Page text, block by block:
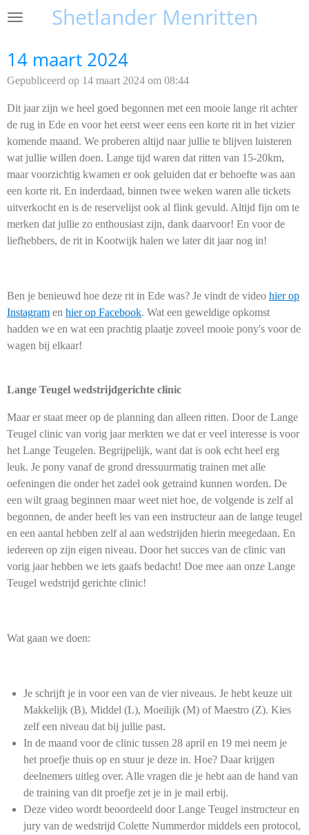
Ga
de
hoofdinhoud
Shetlander Menritten
14 maart 2024
Gepubliceerd op 14 maart 2024 om 08:44
Dit jaar zijn we heel goed begonnen met een mooie lange rit achter
de rug in Ede en voor het eerst weer eens een korte rit in het vizier
komende maand. We proberen altijd naar jullie te blijven luisteren
wat jullie willen doen. Lange tijd waren dat ritten van 15-20km,
maar voorzichtig kwamen er ook geluiden dat er behoefte was aan
een korte rit. En inderdaad, binnen twee weken waren alle tickets
uitverkocht en is de reservelijst ook al flink gevuld. Altijd fijn om te
merken dat jullie zo enthousiast zijn, dank daarvoor! En voor de
liefhebbers, de rit in Kootwijk halen we later dit jaar nog in!
Ben je benieuwd hoe deze rit in Ede was? Je vindt de video hier op
Instagram en hier op Facebook. Wat een geweldige opkomst
hadden we en wat een prachtig plaatje zoveel mooie pony's voor de
wagen bij elkaar!
Lange Teugel wedstrijdgerichte clinic
Maar er staat meer op de planning dan alleen ritten. Door de Lange
Teugel clinic van vorig jaar merkten we dat er veel interesse is voor
het Lange Teugelen. Begrijpelijk, want dat is ook echt heel erg
leuk. Je pony vanaf de grond dressuurmatig trainen met alle
oefeningen die onder het zadel ook getraind kunnen worden. De
een wilt graag beginnen maar weet niet hoe, de volgende is zelf al
begonnen, de ander heeft les van een instructeur aan de lange teugel
en een aantal hebben zelf al aan wedstrijden hierin meegedaan. En
iedereen op zijn eigen niveau. Door het succes van de clinic van
vorig jaar hebben we iets gaafs bedacht! Doe mee aan onze Lange
Teugel wedstrijd gerichte clinic!
Wat gaan we doen:
Je schrijft je in voor een van de vier niveaus. Je hebt keuze uit
Makkelijk (B), Middel (L), Moeilijk (M) of Maestro (Z). Kies
zelf een niveau dat bij jullie past.
In de maand voor de clinic tussen 28 april en 19 mei neem je
het proefje thuis op en stuur je deze in. Hoe? Daar krijgen
deelnemers uitleg over. Alle vragen die je hebt aan de hand van
de training van dit proefje zet je in je mail erbij.
Deze video wordt beoordeeld door Lange Teugel instructeur en
jury van de wedstrijd Colette Nummerdor middels een protocol,